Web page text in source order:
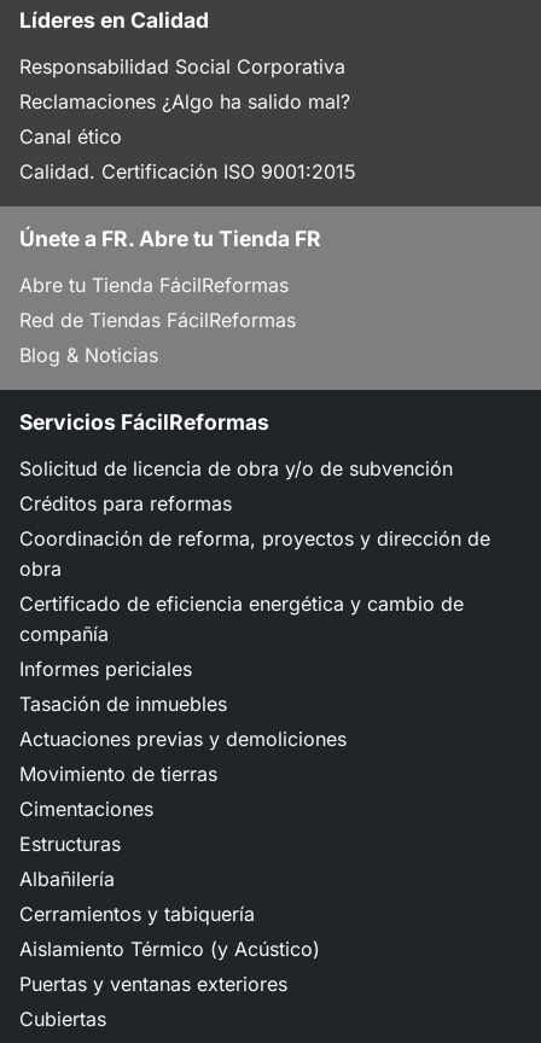
Líderes en Calidad
Responsabilidad Social Corporativa
Reclamaciones ¿Algo ha salido mal?
Canal ético
Calidad. Certificación ISO 9001:2015
Únete a FR. Abre tu Tienda FR
Abre tu Tienda FácilReformas
Red de Tiendas FácilReformas
Blog & Noticias
Servicios FácilReformas
Solicitud de licencia de obra y/o de subvención
Créditos para reformas
Coordinación de reforma, proyectos y dirección de
obra
Certificado de eficiencia energética y cambio de
compañía
Informes periciales
Tasación de inmuebles
Actuaciones previas y demoliciones
Movimiento de tierras
Cimentaciones
Estructuras
Albañilería
Cerramientos y tabiquería
Aislamiento Térmico (y Acústico)
Puertas y ventanas exteriores
Cubiertas